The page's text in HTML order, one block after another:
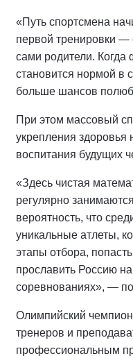
«Путь спортсмена
первой тренировки —
сами родители. Когда
становится нормой в
больше шансов
При этом массовый
укрепления здоровья
воспитания будущих
«Здесь чистая
регулярно
вероятность, что
уникальные атлеты,
этапы отбора,
прославить Россию
соревнованиях», —
Олимпийский
тренеров и
профессиональным